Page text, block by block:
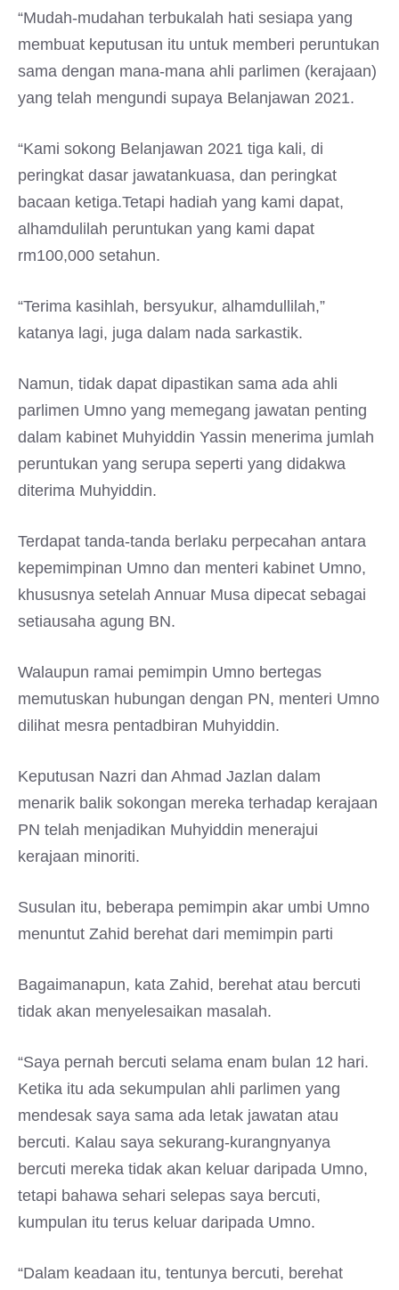
“Mudah-mudahan terbukalah hati sesiapa yang
membuat keputusan itu untuk memberi peruntukan
sama dengan mana-mana ahli parlimen (kerajaan)
yang telah mengundi supaya Belanjawan 2021.
“Kami sokong Belanjawan 2021 tiga kali, di
peringkat dasar jawatankuasa, dan peringkat
bacaan ketiga.Tetapi hadiah yang kami dapat,
alhamdulilah peruntukan yang kami dapat
rm100,000 setahun.
“Terima kasihlah, bersyukur, alhamdullilah,”
katanya lagi, juga dalam nada sarkastik.
Namun, tidak dapat dipastikan sama ada ahli
parlimen Umno yang memegang jawatan penting
dalam kabinet Muhyiddin Yassin menerima jumlah
peruntukan yang serupa seperti yang didakwa
diterima Muhyiddin.
Terdapat tanda-tanda berlaku perpecahan antara
kepemimpinan Umno dan menteri kabinet Umno,
khususnya setelah Annuar Musa dipecat sebagai
setiausaha agung BN.
Walaupun ramai pemimpin Umno bertegas
memutuskan hubungan dengan PN, menteri Umno
dilihat mesra pentadbiran Muhyiddin.
Keputusan Nazri dan Ahmad Jazlan dalam
menarik balik sokongan mereka terhadap kerajaan
PN telah menjadikan Muhyiddin menerajui
kerajaan minoriti.
Susulan itu, beberapa pemimpin akar umbi Umno
menuntut Zahid berehat dari memimpin parti
Bagaimanapun, kata Zahid, berehat atau bercuti
tidak akan menyelesaikan masalah.
“Saya pernah bercuti selama enam bulan 12 hari.
Ketika itu ada sekumpulan ahli parlimen yang
mendesak saya sama ada letak jawatan atau
bercuti. Kalau saya sekurang-kurangnyanya
bercuti mereka tidak akan keluar daripada Umno,
tetapi bahawa sehari selepas saya bercuti,
kumpulan itu terus keluar daripada Umno.
“Dalam keadaan itu, tentunya bercuti, berehat